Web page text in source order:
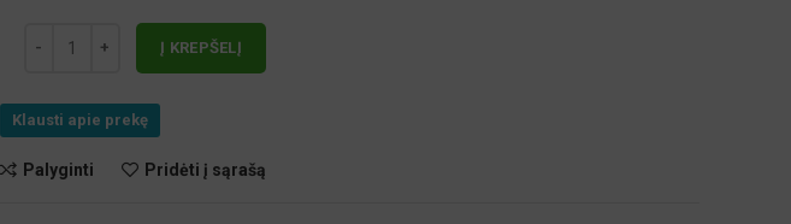
Į KREPŠELĮ
Klausti apie prekę
Palyginti Pridėti į sąrašą